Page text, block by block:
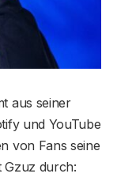
aus seiner
und YouTube
von Fans seine
Gzuz durch: